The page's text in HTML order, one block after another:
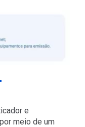
e
meio de um